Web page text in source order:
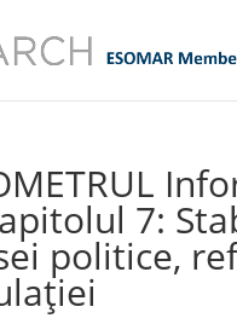
7:
politice,